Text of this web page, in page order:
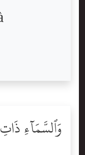
وَٱلسَّمَآءِ